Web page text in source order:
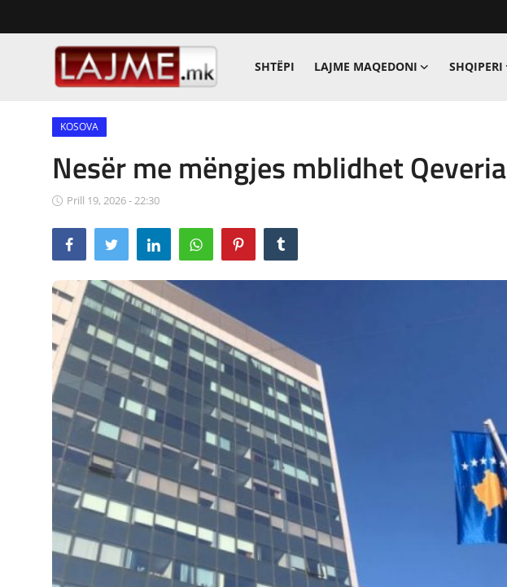
SHTËPI LAJME MAQEDONI SHQIPERI
LAJME MAQEDONI
SHQIPERI
KOSOVA
LAJME NGA BOTA
SHOWBIZ
SHENDETI
Shqip
KOSOVA
Nesër me mëngjes mblidhet Qeveria
Prill 19, 2026 - 22:30